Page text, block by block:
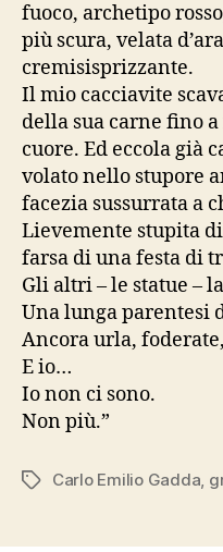
fuoco, archetipo
più scura, velata
cremisisprizzante.
Il mio cacciavite
della sua carne fino
cuore. Ed eccola già
volato nello stupore
facezia sussurrata a
Lievemente stupita
farsa di una festa di
Gli altri – le statue –
Una lunga parentesi
Ancora urla,
E io…
Io non ci sono.
Non più.”
Tag Carlo Emilio Gadda,